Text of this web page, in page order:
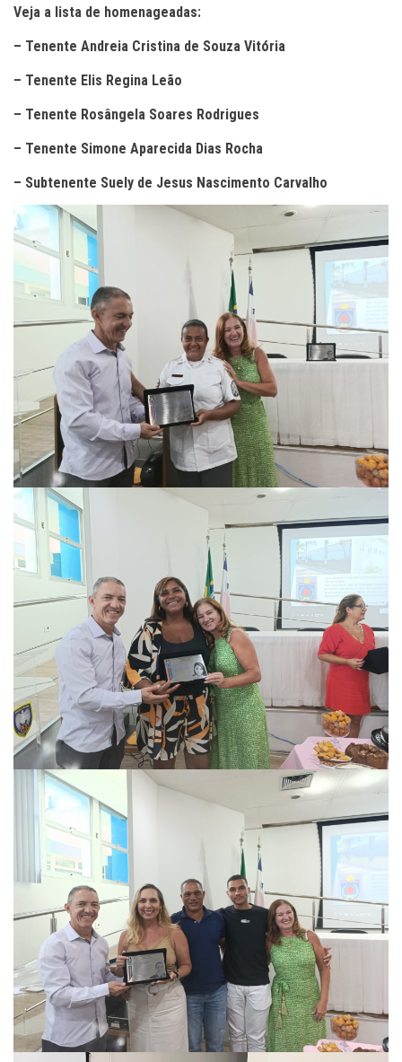
Veja a lista de homenageadas:
– Tenente Andreia Cristina de Souza Vitória
– Tenente Elis Regina Leão
– Tenente Rosângela Soares Rodrigues
– Tenente Simone Aparecida Dias Rocha
– Subtenente Suely de Jesus Nascimento Carvalho